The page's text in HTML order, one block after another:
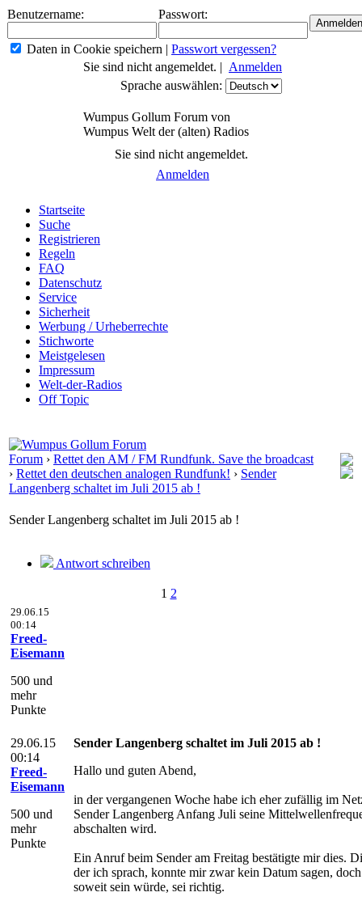
Benutzername: Passwort:
Daten in Cookie speichern | Passwort vergessen?
Sie sind nicht angemeldet. | Anmelden
Sprache auswählen:
Wumpus Gollum Forum von
Wumpus Welt der (alten) Radios
Sie sind nicht angemeldet.
Anmelden
Startseite
Suche
Registrieren
Regeln
FAQ
Datenschutz
Service
Sicherheit
Werbung / Urheberrechte
Stichworte
Meistgelesen
Impressum
Welt-der-Radios
Off Topic
Forum › Rettet den AM / FM Rundfunk. Save the broadcast
› Rettet den deutschen analogen Rundfunk! › Sender
Langenberg schaltet im Juli 2015 ab !
Sender Langenberg schaltet im Juli 2015 ab !
Antwort schreiben
1 2
29.06.15
00:14
Freed-
Eisemann
500 und
mehr
Punkte
29.06.15
00:14
Freed-
Eisemann
500 und
mehr
Punkte
Sender Langenberg schaltet im Juli 2015 ab !
Hallo und guten Abend,
in der vergangenen Woche habe ich eher zufällig im
Sender Langenberg Anfang Juli seine
abschalten wird.
Ein Anruf beim Sender am Freitag bestätigte mir dies.
der ich sprach, konnte mir zwar kein Datum sagen,
soweit sein würde, sei richtig.